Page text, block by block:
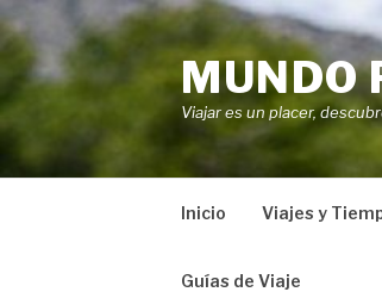
Saltar
al
contenido
MUNDO
Viajar es un placer,
Inicio Viajes y
Guías de Viaje